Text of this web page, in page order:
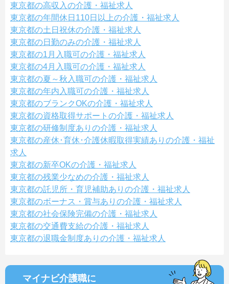
東京都の高収入の介護・福祉求人
東京都の年間休日110日以上の介護・福祉求人
東京都の土日祝休の介護・福祉求人
東京都の日勤のみの介護・福祉求人
東京都の1月入職可の介護・福祉求人
東京都の4月入職可の介護・福祉求人
東京都の夏～秋入職可の介護・福祉求人
東京都の年内入職可の介護・福祉求人
東京都のブランクOKの介護・福祉求人
東京都の資格取得サポートの介護・福祉求人
東京都の研修制度ありの介護・福祉求人
東京都の産休･育休･介護休暇取得実績ありの介護・福祉
求人
東京都の新卒OKの介護・福祉求人
東京都の残業少なめの介護・福祉求人
東京都の託児所・育児補助ありの介護・福祉求人
東京都のボーナス・賞与ありの介護・福祉求人
東京都の社会保険完備の介護・福祉求人
東京都の交通費支給の介護・福祉求人
東京都の退職金制度ありの介護・福祉求人
マイナビ介護職に